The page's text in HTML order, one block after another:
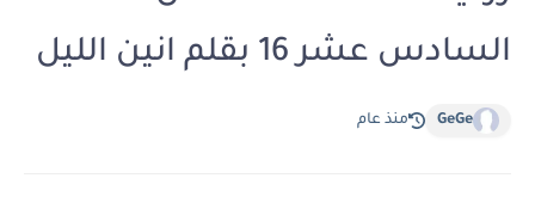
السادس عشر 16 بقلم انين الليل
GeGe منذ عام